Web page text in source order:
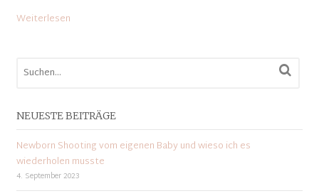
Weiterlesen
NEUESTE BEITRÄGE
Newborn Shooting vom eigenen Baby und wieso ich es
wiederholen musste
4. September 2023